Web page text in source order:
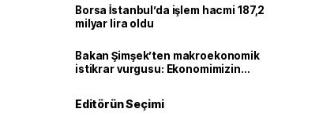
Borsa İstanbul’da işlem hacmi 187,2
milyar lira oldu
Bakan Şimşek’ten makroekonomik
istikrar vurgusu: Ekonomimizin
Editörün Seçimi